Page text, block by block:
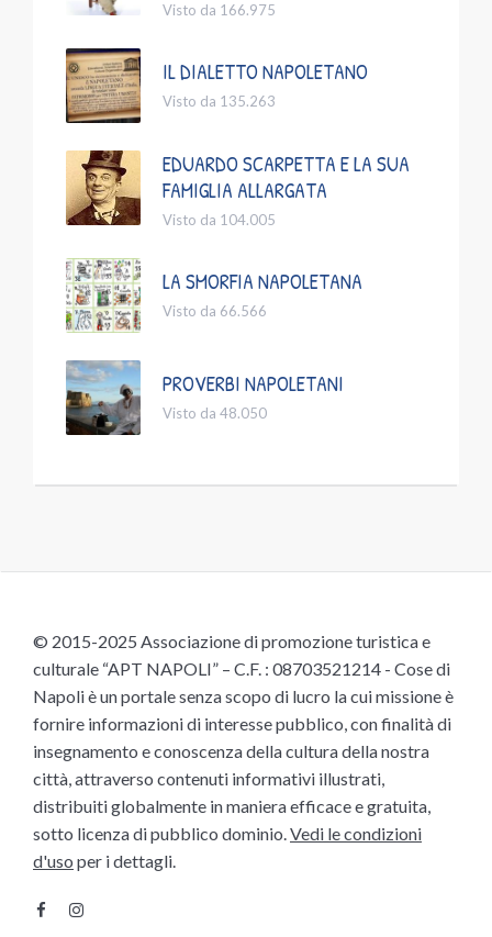
Visto da 166.975
IL DIALETTO NAPOLETANO
Visto da 135.263
EDUARDO SCARPETTA E LA SUA
FAMIGLIA ALLARGATA
Visto da 104.005
LA SMORFIA NAPOLETANA
Visto da 66.566
PROVERBI NAPOLETANI
Visto da 48.050
© 2015-2025 Associazione di promozione turistica e
culturale “APT NAPOLI” – C.F. : 08703521214 - Cose di
Napoli è un portale senza scopo di lucro la cui missione è
fornire informazioni di interesse pubblico, con finalità di
insegnamento e conoscenza della cultura della nostra
città, attraverso contenuti informativi illustrati,
distribuiti globalmente in maniera efficace e gratuita,
sotto licenza di pubblico dominio.Vedi le condizioni
d'uso per i dettagli.